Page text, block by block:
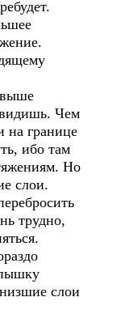
Чем
на границе
ибо там
Но
слои.
трудно,
слои